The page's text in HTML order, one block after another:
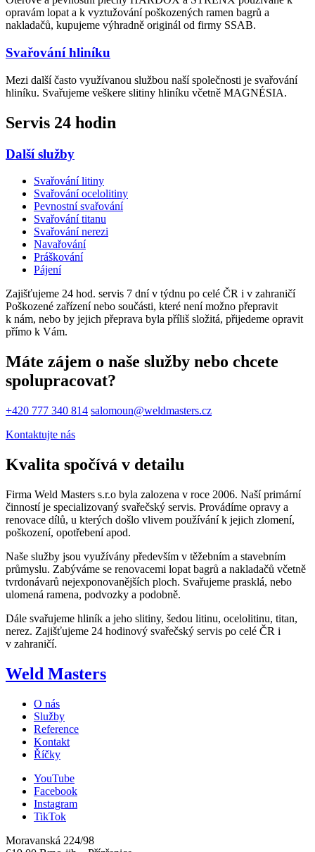
opravám lopat a k vyztužování poškozených ramen bagrů a
nakladačů, kupujeme výhradně originál od firmy SSAB.
Svařování hliníku
Mezi další často využívanou službou naší společnosti je svařování
hliníku. Svařujeme veškere slitiny hliníku včetně MAGNÉSIA.
Servis 24 hodin
Další služby
Svařování litiny
Svařování ocelolitiny
Pevnostní svařování
Svařování titanu
Svařování nerezi
Navařování
Práškování
Pájení
Zajišťujeme 24 hod. servis 7 dní v týdnu po celé ČR i v zahraničí
Poškozené zařízení nebo součásti, které není možno přepravit
k nám, nebo by jejich přeprava byla příliš složitá, přijedeme opravit
přímo k Vám.
Máte zájem o naše služby nebo chcete
spolupracovat?
+420 777 340 814 salomoun@weldmasters.cz
Kontaktujte nás
Kvalita spočívá v detailu
Firma Weld Masters s.r.o byla zalozena v roce 2006. Naší primární
činností je specializovaný svařečský servis. Provádíme opravy a
renovace dílů, u kterých došlo vlivem používání k jejich zlomení,
poškození, opotřebení apod.
Naše služby jsou využívány především v těžebním a stavebním
průmyslu. Zabýváme se renovacemi lopat bagrů a nakladačů včetně
tvrdonávarů nejexponovanějších ploch. Svařujeme prasklá, nebo
ulomená ramena, podvozky a podobně.
Dále svařujeme hliník a jeho slitiny, šedou litinu, ocelolitinu, titan,
nerez. Zajišťujeme 24 hodinový svařečský servis po celé ČR i
v zahraničí.
Weld Masters
O nás
Služby
Reference
Kontakt
Říčky
YouTube
Facebook
Instagram
TikTok
Moravanská 224/98